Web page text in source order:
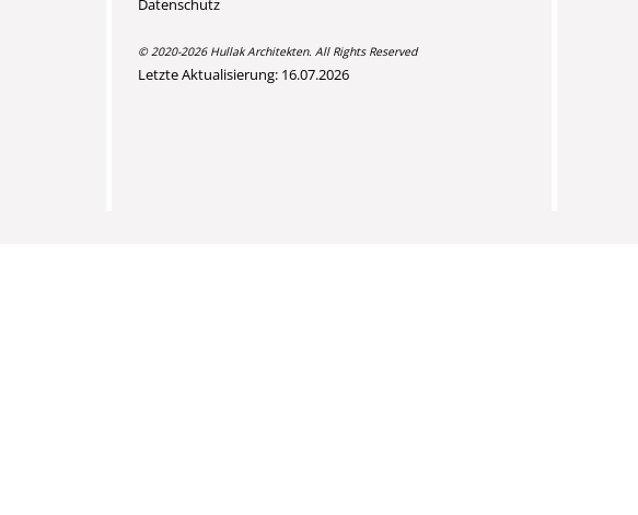
Datenschutz
© 2020-2026 Hullak Architekten. All Rights Reserved
Letzte Aktualisierung: 16.07.2026